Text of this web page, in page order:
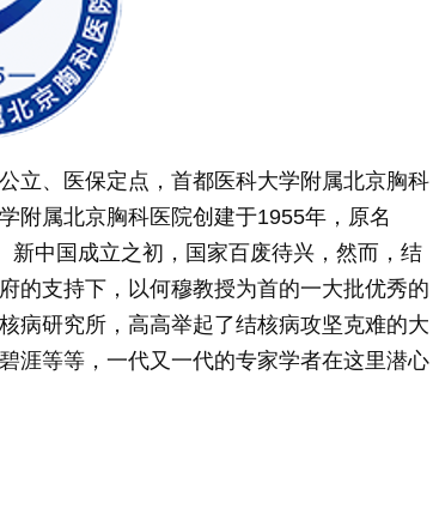
立、医保定点，首都医科大学附属北京胸科
附属北京胸科医院创建于1955年，原名
新中国成立之初，国家百废待兴，然而，结
的支持下，以何穆教授为首的一大批优秀的
病研究所，高高举起了结核病攻坚克难的大
涯等等，一代又一代的专家学者在这里潜心